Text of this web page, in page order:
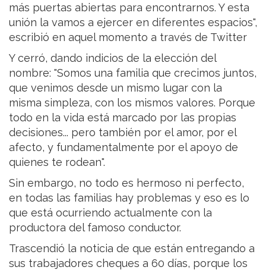
más puertas abiertas para encontrarnos. Y esta
unión la vamos a ejercer en diferentes espacios",
escribió en aquel momento a través de Twitter
Y cerró, dando indicios de la elección del
nombre: "Somos una familia que crecimos juntos,
que venimos desde un mismo lugar con la
misma simpleza, con los mismos valores. Porque
todo en la vida está marcado por las propias
decisiones... pero también por el amor, por el
afecto, y fundamentalmente por el apoyo de
quienes te rodean".
Sin embargo, no todo es hermoso ni perfecto,
en todas las familias hay problemas y eso es lo
que está ocurriendo actualmente con la
productora del famoso conductor.
Trascendió la noticia de que están entregando a
sus trabajadores cheques a 60 días, porque los